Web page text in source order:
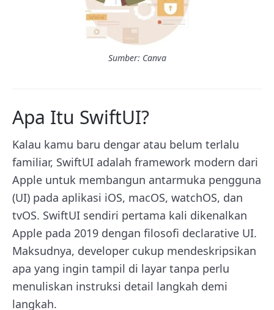
Sumber: Canva
Apa Itu SwiftUI?
Kalau kamu baru dengar atau belum terlalu
familiar, SwiftUI adalah framework modern dari
Apple untuk membangun antarmuka pengguna
(UI) pada aplikasi iOS, macOS, watchOS, dan
tvOS. SwiftUI sendiri pertama kali dikenalkan
Apple pada 2019 dengan filosofi declarative UI.
Maksudnya, developer cukup mendeskripsikan
apa yang ingin tampil di layar tanpa perlu
menuliskan instruksi detail langkah demi
langkah.